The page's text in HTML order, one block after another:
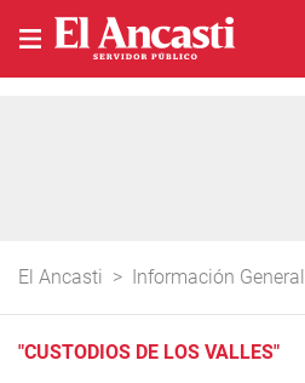
El Ancasti > Información General
"CUSTODIOS DE LOS VALLES"